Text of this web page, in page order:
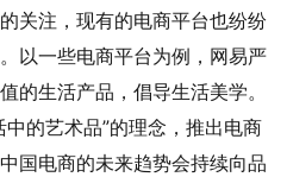
关注，现有的电商平台也纷纷
以一些电商平台为例，网易严
的生活产品，倡导生活美学。
的艺术品”的理念，推出电商
国电商的未来趋势会持续向品